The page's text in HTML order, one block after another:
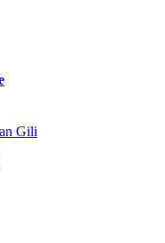
Gili